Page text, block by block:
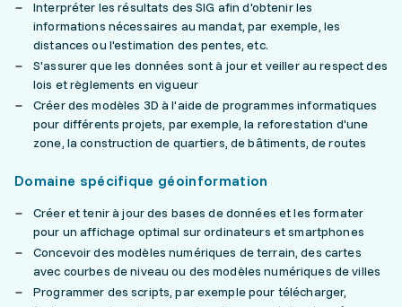
Interpréter les résultats des SIG afin d'obtenir les
informations nécessaires au mandat, par exemple, les
distances ou l'estimation des pentes, etc.
S'assurer que les données sont à jour et veiller au respect des
lois et règlements en vigueur
Créer des modèles 3D à l'aide de programmes informatiques
pour différents projets, par exemple, la reforestation d'une
zone, la construction de quartiers, de bâtiments, de routes
Domaine spécifique géoinformation
Créer et tenir à jour des bases de données et les formater
pour un affichage optimal sur ordinateurs et smartphones
Concevoir des modèles numériques de terrain, des cartes
avec courbes de niveau ou des modèles numériques de villes
Programmer des scripts, par exemple pour télécharger,